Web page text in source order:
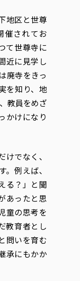
地区と世尊
催されてお
て世尊寺に
近に見学し
廃寺をきっ
を知り、地
教員をめざ
かけになり
でなく、
。例えば、
る？」と聞
あったと思
童の思考を
教育者とし
問いを育む
承にもかか